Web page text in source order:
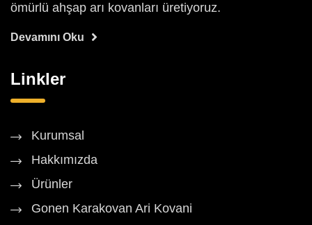
ömürlü ahşap arı kovanları üretiyoruz.
Devamını Oku
Linkler
Kurumsal
Hakkımızda
Ürünler
Gonen Karakovan Ari Kovani